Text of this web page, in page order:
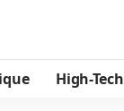
High-Tech